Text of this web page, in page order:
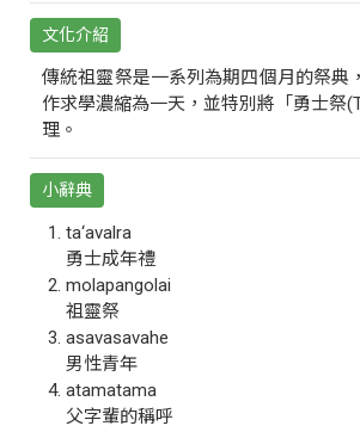
文化介紹
傳統祖靈祭是一系列為期四個月的祭典
作求學濃縮為一天，並特別將「勇士祭
理。
小辭典
ta‘avalra
勇士成年禮
molapangolai
祖靈祭
asavasavahe
男性青年
atamatama
父字輩的稱呼